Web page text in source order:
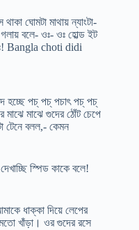
ঘোমটা মাথায় ন্যাংটা-
গলায় বলে- ওঃ- ওঃ হোল্ড ইট
Bangla choti didi
হচ্ছে পচ্ পচ্ পচাৎ পচ্ পচ্
মাঝে গুদের ঠোঁট চেপে
টেনে বলল,- কেমন
স্পিড কাকে বলে!
ধাক্কা দিয়ে লেপের
মতো খাঁড়া। ওর গুদের রসে